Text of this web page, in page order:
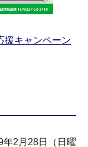
援キャンペーン
2月28日（日曜